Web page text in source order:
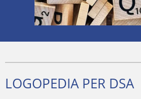
LOGOPEDIA PER DSA